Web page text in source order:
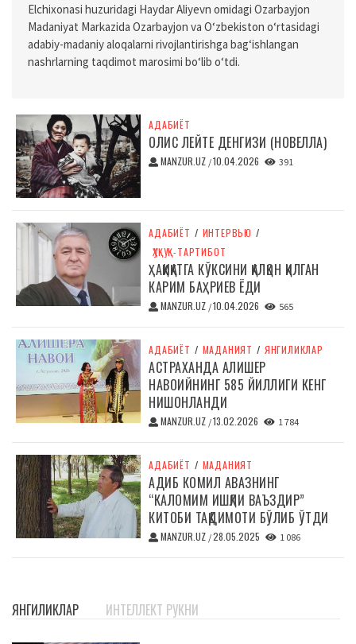
Elchixonasi huzuridagi Haydar Aliyevn omidagi Ozarbayjon
Madaniyat Markazida Ozarbayjon va O‘zbekiston o‘rtasidagi
adabiy-madaniy aloqalarni rivojlantirishga bag‘ishlangan
nashrlarning taqdimot marosimi bo‘lib o‘tdi.
АДАБИЁТ
ОЛИС ЛЕЙТЕ ДЕНГИЗИ (НОВЕЛЛА)
MANZUR.UZ /10.04.2026 391
АДАБИЁТ / ИНТЕРВЬЮ /
ҲУҚУҚ-ТАРТИБОТ
ҲАҚИҚАТГА КЎКСИНИ ҚАЛҚОН ҚИЛГАН
КАРИМ БАҲРИЕВ ЁДИ
MANZUR.UZ /10.04.2026 565
АДАБИЁТ / МАДАНИЯТ / ЯНГИЛИКЛАР
АСТРАХАНДА АЛИШЕР
НАВОИЙНИНГ 585 ЙИЛЛИГИ КЕНГ
НИШОНЛАНДИ
MANZUR.UZ /13.02.2026 1 784
АДАБИЁТ / МАДАНИЯТ
АДИБ КОМИЛ АВАЗНИНГ
“КАЛОМИМ ИШҚЛИ ВАЪЗДИР”
КИТОБИ ТАҚДИМОТИ БЎЛИБ ЎТДИ
MANZUR.UZ /28.05.2025 1 086
ЯНГИЛИКЛАР ИНТЕЛЛЕКТ РУКНИ